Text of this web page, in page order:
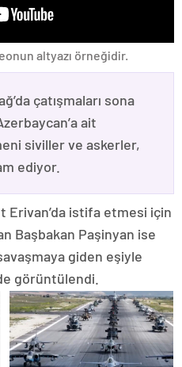
altyazı örneğidir.
çatışmaları sona
ait
siviller ve askerler,
ediyor.
Erivan’da istifa etmesi için
Başbakan Paşinyan ise
giden eşiyle
görüntülendi.